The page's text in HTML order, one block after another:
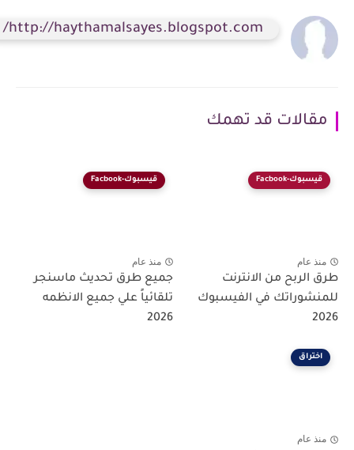
http://haythamalsayes.blogspot.com/
مقالات قد تهمك
قيسبوك-Facbook
منذ عام
طرق الربح من الانترنت
للمنشوراتك في الفيسبوك
2026
قيسبوك-Facbook
منذ عام
جميع طرق تحديث ماسنجر
تلقائياً علي جميع الانظمه
2026
اختراق
منذ عام